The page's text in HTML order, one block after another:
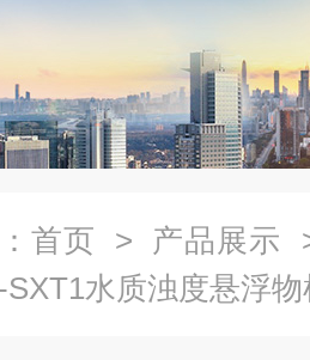
首页 > 产品展示
水质浊度悬浮物